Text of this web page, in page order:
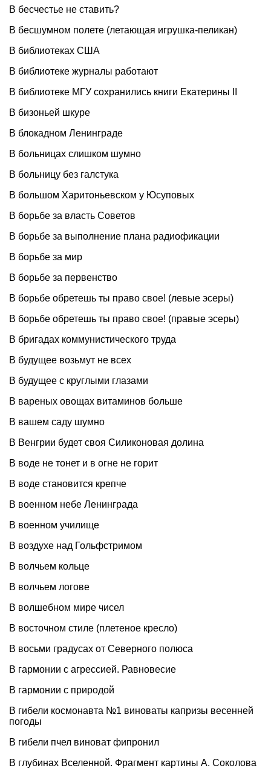
В бесчестье не ставить?
В бесшумном полете (летающая игрушка-пеликан)
В библиотеках США
В библиотеке журналы работают
В библиотеке МГУ сохранились книги Екатерины II
В бизоньей шкуре
В блокадном Ленинграде
В больницах слишком шумно
В больницу без галстука
В большом Харитоньевском у Юсуповых
В борьбе за власть Советов
В борьбе за выполнение плана радиофикации
В борьбе за мир
В борьбе за первенство
В борьбе обретешь ты право свое! (левые эсеры)
В борьбе обретешь ты право свое! (правые эсеры)
В бригадах коммунистического труда
В будущее возьмут не всех
В будущее с круглыми глазами
В вареных овощах витаминов больше
В вашем саду шумно
В Венгрии будет своя Силиконовая долина
В воде не тонет и в огне не горит
В воде становится крепче
В военном небе Ленинграда
В военном училище
В воздухе над Гольфстримом
В волчьем кольце
В волчьем логове
В волшебном мире чисел
В восточном стиле (плетеное кресло)
В восьми градусах от Северного полюса
В гармонии с агрессией. Равновесие
В гармонии с природой
В гибели космонавта №1 виноваты капризы весенней
погоды
В гибели пчел виноват фипронил
В глубинах Вселенной. Фрагмент картины А. Соколова